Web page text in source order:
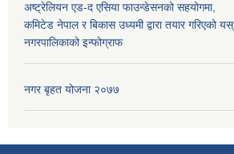
अष्ट्रेलियन एड-द एसिया फाउन्डेसनको सहयोगमा,
कमिटेड नेपाल र बिकास उध्यमी द्वारा तयार गरिएको यस्
नगरपालिकाको इन्फोग्राफ
नगर बृहत योजना २०७७